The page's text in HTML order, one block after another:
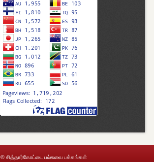
© சித்தார்கோட்டை பல்சுவை பக்கங்கள்